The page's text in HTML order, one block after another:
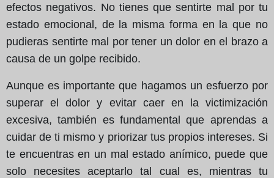
efectos negativos. No tienes que sentirte mal por tu
estado emocional, de la misma forma en la que no
pudieras sentirte mal por tener un dolor en el brazo a
causa de un golpe recibido.
Aunque es importante que hagamos un esfuerzo por
superar el dolor y evitar caer en la victimización
excesiva, también es fundamental que aprendas a
cuidar de ti mismo y priorizar tus propios intereses. Si
te encuentras en un mal estado anímico, puede que
solo necesites aceptarlo tal cual es, mientras tu